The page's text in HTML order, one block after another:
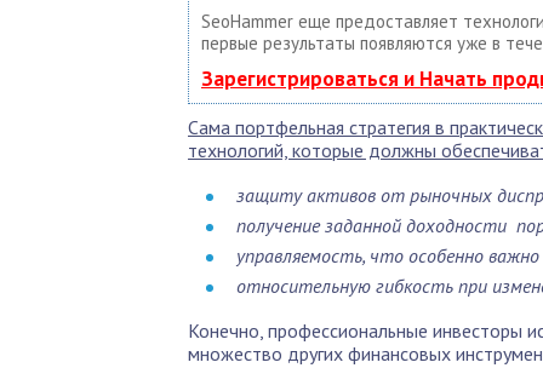
SeoHammer еще предоставляет
первые результаты появляются уже в
Зарегистрироваться и Начать
Сама портфельная стратегия в
технологий, которые должны
защиту активов от рыночных
получение заданной доходности
управляемость, что особенно
относительную гибкость при
Конечно, профессиональные инвесторы
множество других финансовых